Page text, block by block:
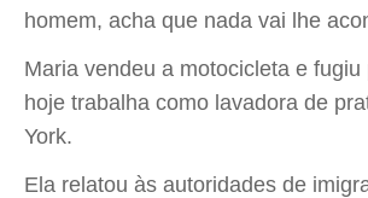
homem, acha que nada vai lhe
Maria vendeu a motocicleta e
hoje trabalha como lavadora de
York.
Ela relatou às autoridades de